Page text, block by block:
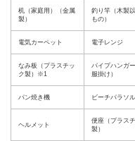
机（家庭用）（金属
製）
釣り竿（木製
もの）
電気カーペット 電子レンジ
なみ板（プラスチッ
ク製）※1
パイプハンガ
服掛け）
パン焼き機 ビーチパラソ
ヘルメット
便座（プラス
製）